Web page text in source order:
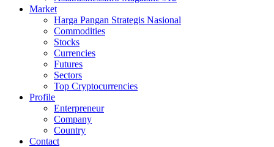
Market
Harga Pangan Strategis Nasional
Commodities
Stocks
Currencies
Futures
Sectors
Top Cryptocurrencies
Profile
Enterpreneur
Company
Country
Contact